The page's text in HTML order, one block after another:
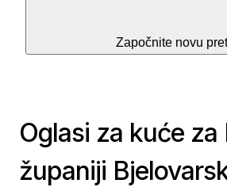
Započnite novu
Oglasi za kuće za
županiji